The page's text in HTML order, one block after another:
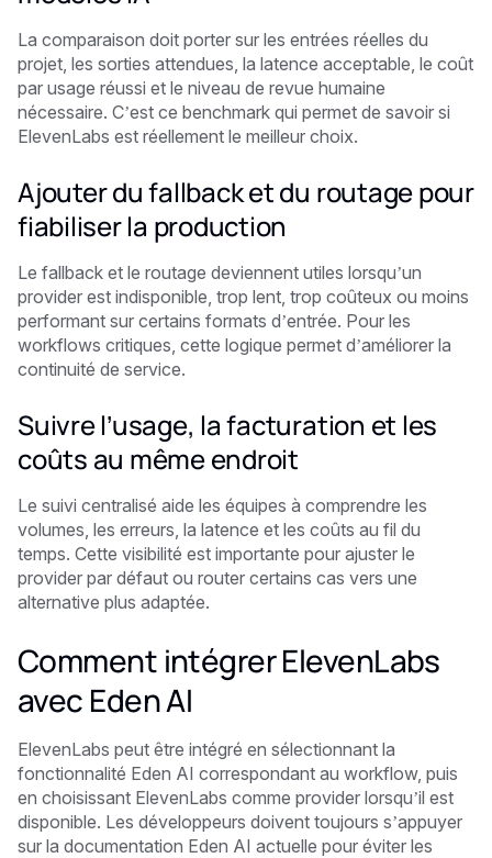
La comparaison doit porter sur les entrées réelles du
projet, les sorties attendues, la latence acceptable, le coût
par usage réussi et le niveau de revue humaine
nécessaire. C’est ce benchmark qui permet de savoir si
ElevenLabs est réellement le meilleur choix.
Ajouter du fallback et du routage pour
fiabiliser la production
Le fallback et le routage deviennent utiles lorsqu’un
provider est indisponible, trop lent, trop coûteux ou moins
performant sur certains formats d’entrée. Pour les
workflows critiques, cette logique permet d’améliorer la
continuité de service.
Suivre l’usage, la facturation et les
coûts au même endroit
Le suivi centralisé aide les équipes à comprendre les
volumes, les erreurs, la latence et les coûts au fil du
temps. Cette visibilité est importante pour ajuster le
provider par défaut ou router certains cas vers une
alternative plus adaptée.
Comment intégrer ElevenLabs
avec Eden AI
ElevenLabs peut être intégré en sélectionnant la
fonctionnalité Eden AI correspondant au workflow, puis
en choisissant ElevenLabs comme provider lorsqu’il est
disponible. Les développeurs doivent toujours s’appuyer
sur la documentation Eden AI actuelle pour éviter les